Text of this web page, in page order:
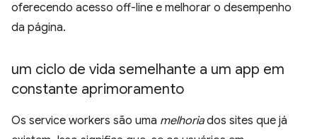
oferecendo acesso off-line e melhorar o desempenho
da página.
um ciclo de vida semelhante a um app em
constante aprimoramento
Os service workers são uma melhoriados sites que já